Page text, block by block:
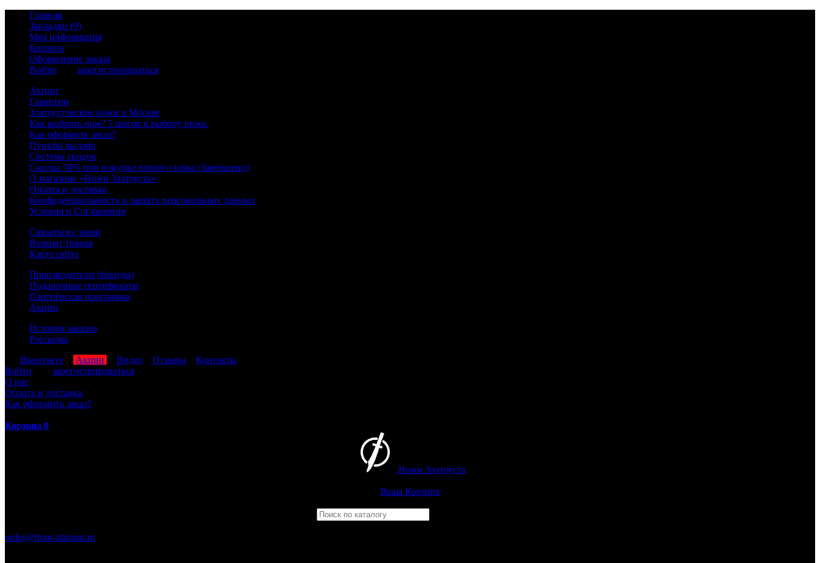
Главная
Закладки (0)
Моя информация
Корзина
Оформление заказа
Войти
зарегистрироваться
Акции
Гарантии
Златоустовские ножи в Москве
Как выбрать нож? 5 шагов к выбору ножа.
Как оформить заказ?
Пункты выдачи
Система скидок
Скидка 50% при покупке второго ножа (Завершено)
О магазине «Ножи Златоуста»
Оплата и доставка
Конфиденциальность и защита персональных данных
Условия и Соглашения
Связаться с нами
Возврат товара
Карта сайта
Производители (бренды)
Подарочные сертификаты
Партнёрская программа
Акции
История заказов
Рассылка
Вконтакте Акции Видео Отзывы
Контакты
Войти
зарегистрироваться
О нас
Оплата и доставка
Как оформить заказ?
Корзина 0
Ножи Златоуста
Ваша Корзина
order@from-zlatoust.ru